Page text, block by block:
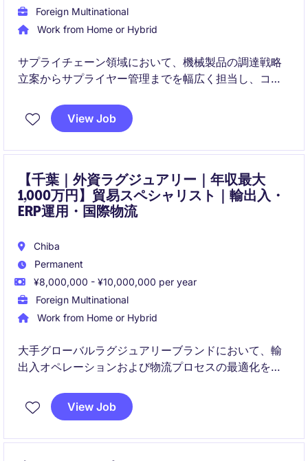
Foreign Multinational
Work from Home or Hybrid
サプライチェーン領域において、機械製品の調達戦略
立案からサプライヤー管理までを幅広く担当し、コス
View Job
【千葉｜外資ラグジュアリー｜年収最大
1,000万円】貿易スペシャリスト｜輸出入・
ERP運用・国際物流
Chiba
Permanent
¥8,000,000 - ¥10,000,000 per year
Foreign Multinational
Work from Home or Hybrid
大手グローバルラグジュアリーブランドにおいて、輸
出入オペレーションおよび物流プロセスの最適化を担
ーバルプロジェクトへの参画を通じて、幅広い専門性
を高めることができます。
View Job